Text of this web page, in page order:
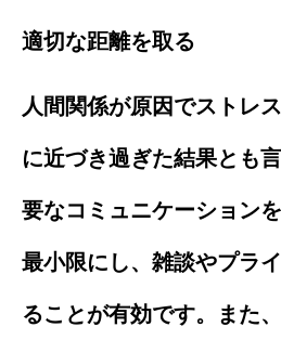
適切な距離を取る
人間関係が原因でストレ
に近づき過ぎた結果とも
要なコミュニケーション
最小限にし、雑談やプラ
ることが有効です。また